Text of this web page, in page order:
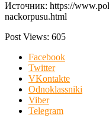
Источник: https://
nackorpusu.html
Post Views: 605
Facebook
Twitter
VKontakte
Odnoklassniki
Viber
Telegram